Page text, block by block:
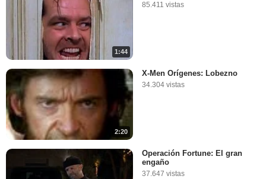
1:44
85.411 vistas
2:20
X-Men Orígenes: Lobezno
34.304 vistas
Operación Fortune: El gran
engaño
37.647 vistas